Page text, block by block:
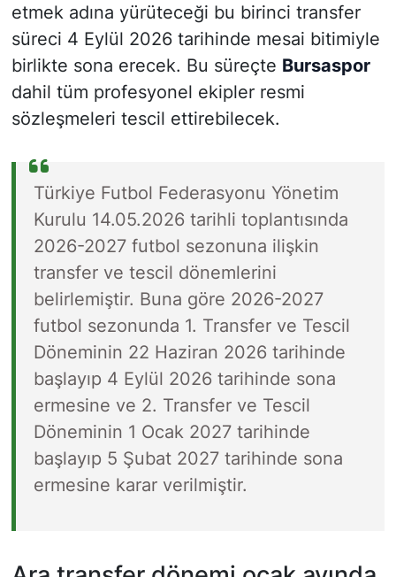
etmek adına yürüteceği bu birinci transfer
süreci 4 Eylül 2026 tarihinde mesai bitimiyle
birlikte sona erecek. Bu süreçte Bursaspor
dahil tüm profesyonel ekipler resmi
sözleşmeleri tescil ettirebilecek.
Türkiye Futbol Federasyonu Yönetim
Kurulu 14.05.2026 tarihli toplantısında
2026-2027 futbol sezonuna ilişkin
transfer ve tescil dönemlerini
belirlemiştir. Buna göre 2026-2027
futbol sezonunda 1. Transfer ve Tescil
Döneminin 22 Haziran 2026 tarihinde
başlayıp 4 Eylül 2026 tarihinde sona
ermesine ve 2. Transfer ve Tescil
Döneminin 1 Ocak 2027 tarihinde
başlayıp 5 Şubat 2027 tarihinde sona
ermesine karar verilmiştir.